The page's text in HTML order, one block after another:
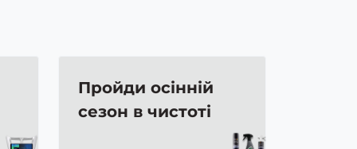
Пройди осінній
сезон в чистоті